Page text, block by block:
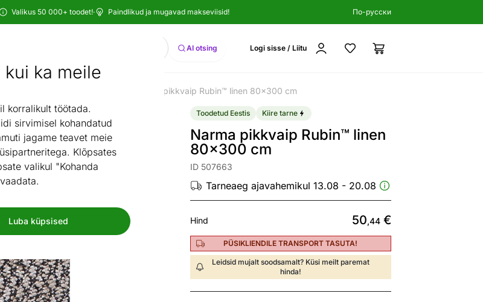
ka meile
korralikult töötada.
sirvimisel kohandatud
jagame teavet meie
Klõpsates
valikul "Kohanda
Luba küpsised
Valikus 50 000+ toodet!· Paindlikud ja mugavad makseviisid! По-русски
Otsi AI otsing Logi sisse / Liitu
Narma pikkvaip Rubin™ linen 80x300 cm
Toodetud Eestis Kiire tarne
Narma pikkvaip Rubin™ linen
80x300 cm
ID 507663
Tarneaeg ajavahemikul 13.08 - 20.08
Hind 50,44€
PÜSIKLIENDILE TRANSPORT TASUTA!
Leidsid mujalt soodsamalt? Küsi meilt paremat
hinda!